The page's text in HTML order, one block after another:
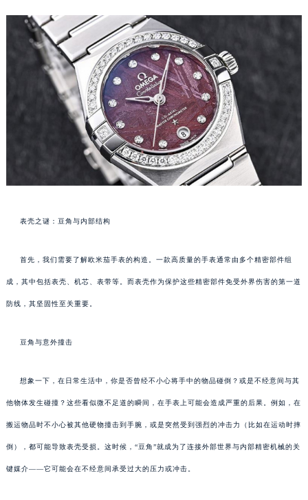
表壳之谜：豆角与内部结构
首先，我们需要了解欧米茄手表的构造。一款高质量的手表通常由多个精密部件组
成，其中包括表壳、机芯、表带等。而表壳作为保护这些精密部件免受外界伤害的第一道
防线，其坚固性至关重要。
豆角与意外撞击
想象一下，在日常生活中，你是否曾经不小心将手中的物品碰倒？或是不经意间与其
他物体发生碰撞？这些看似微不足道的瞬间，在手表上可能会造成严重的后果。例如，在
搬运物品时不小心被其他硬物撞击到手腕，或是突然受到强烈的冲击力（比如在运动时摔
倒），都可能导致表壳受损。这时候，“豆角”就成为了连接外部世界与内部精密机械的关
键媒介——它可能会在不经意间承受过大的压力或冲击。